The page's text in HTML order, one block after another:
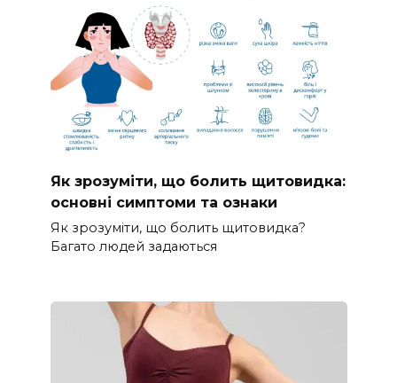
Як зрозуміти, що болить щитовидка:
основні симптоми та ознаки
Як зрозуміти, що болить щитовидка?
Багато людей задаються